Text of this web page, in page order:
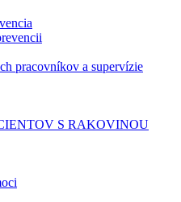
pracovníkov a supervízie
S RAKOVINOU